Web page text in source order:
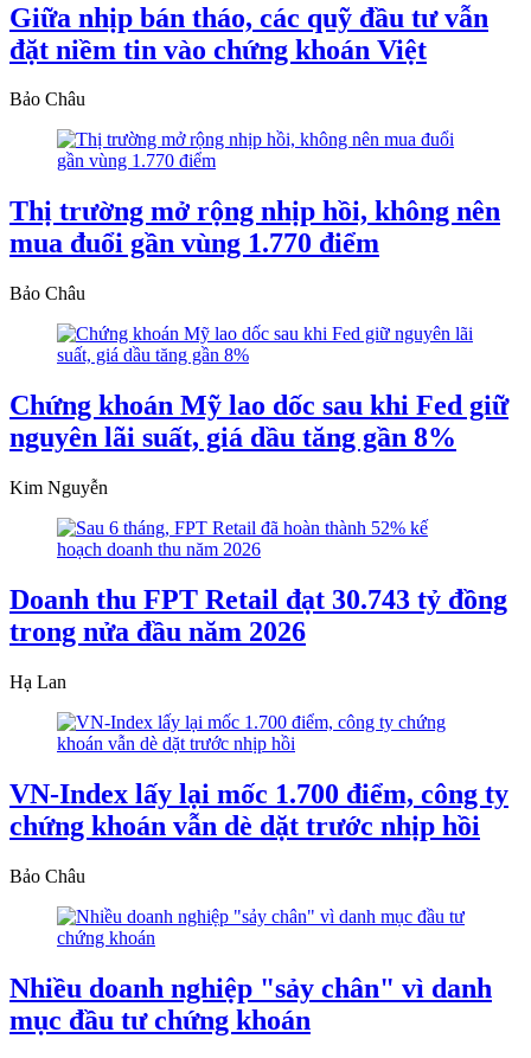
Giữa nhịp bán tháo, các quỹ đầu tư vẫn
đặt niềm tin vào chứng khoán Việt
Bảo Châu
Thị trường mở rộng nhịp hồi, không nên
mua đuổi gần vùng 1.770 điểm
Bảo Châu
Chứng khoán Mỹ lao dốc sau khi Fed giữ
nguyên lãi suất, giá dầu tăng gần 8%
Kim Nguyễn
Doanh thu FPT Retail đạt 30.743 tỷ đồng
trong nửa đầu năm 2026
Hạ Lan
VN-Index lấy lại mốc 1.700 điểm, công ty
chứng khoán vẫn dè dặt trước nhịp hồi
Bảo Châu
Nhiều doanh nghiệp "sảy chân" vì danh
mục đầu tư chứng khoán